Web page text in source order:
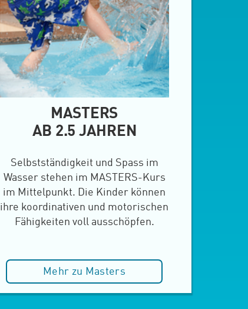
MASTERS
AB 2.5 JAHREN
Selbstständigkeit und Spass im
Wasser stehen im MASTERS-Kurs
im Mittelpunkt. Die Kinder können
ihre koordinativen und motorischen
Fähigkeiten voll ausschöpfen.
Mehr zu Masters